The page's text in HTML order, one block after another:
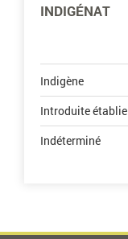
INDIGÉNAT
Indigène
Introduite établie
Indéterminé